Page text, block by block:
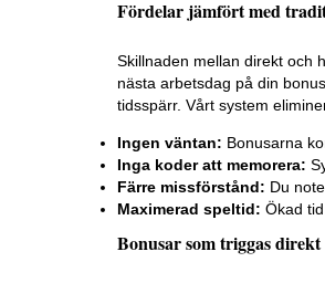
Fördelar jämfört med
Skillnaden mellan direkt och
nästa arbetsdag på din
tidsspärr. Vårt system
Ingen väntan: Bonusarna
Inga koder att memorera:
Färre missförstånd: Du
Maximerad speltid: Ökad
Bonusar som triggas direkt